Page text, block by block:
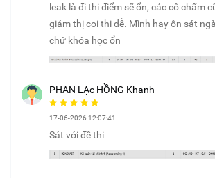
leak là đi thi điểm sẽ ổn, các cô chấm
giám thị coi thi dễ. Mình hay ôn sát
chứ khóa học ổn
PHAN LẠc HỒNG Khanh
17-06-2026 12:07:41
Sát với đề thi